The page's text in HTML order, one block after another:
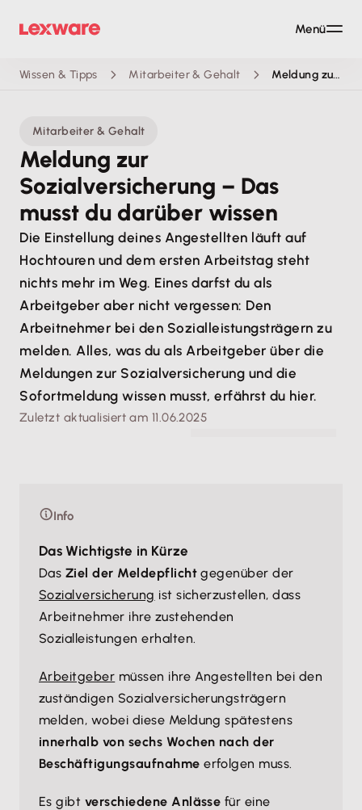
Wissen & Tipps Mitarbeiter & Gehalt Meldung zur Sozialversicherung
Mitarbeiter & Gehalt
Meldung zur
Sozialversicherung – Das
musst du darüber wissen
Die Einstellung deines Angestellten läuft auf
Hochtouren und dem ersten Arbeitstag steht
nichts mehr im Weg. Eines darfst du als
Arbeitgeber aber nicht vergessen: Den
Arbeitnehmer bei den Sozialleistungsträgern zu
melden. Alles, was du als Arbeitgeber über die
Meldungen zur Sozialversicherung und die
Sofortmeldung wissen musst, erfährst du hier.
Zuletzt aktualisiert am 11.06.2025© Panumas - stock.adobe.com
Info
Das Wichtigste in Kürze
Das Ziel der Meldepflicht gegenüber der
Sozialversicherung ist sicherzustellen, dass
Arbeitnehmer ihre zustehenden
Sozialleistungen erhalten.
Arbeitgeber müssen ihre Angestellten bei den
zuständigen Sozialversicherungsträgern
melden, wobei diese Meldung spätestens
innerhalb von sechs Wochen nach der
Beschäftigungsaufnahme erfolgen muss.
Es gibt verschiedene Anlässe für eine
Menü